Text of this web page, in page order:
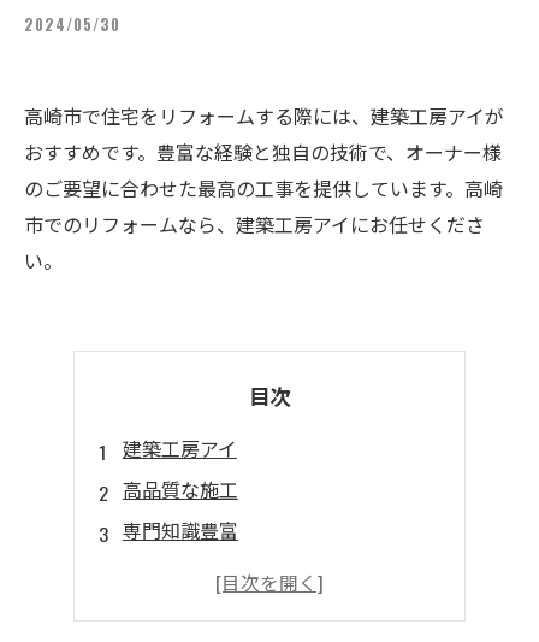
2024/05/30
高崎市で住宅をリフォームする際には、建築工房アイが
おすすめです。豊富な経験と独自の技術で、オーナー様
のご要望に合わせた最高の工事を提供しています。高崎
市でのリフォームなら、建築工房アイにお任せくださ
い。
目次
建築工房アイ
高品質な施工
専門知識豊富
デザイン性の高い